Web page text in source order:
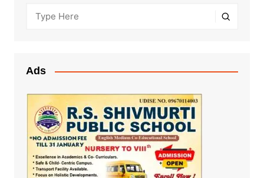
Ads